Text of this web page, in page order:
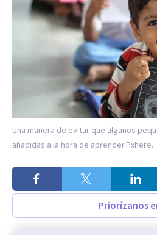
Una manera de evitar que algunos
añadidas a la hora de aprender.Pxhere.
Priorízanos